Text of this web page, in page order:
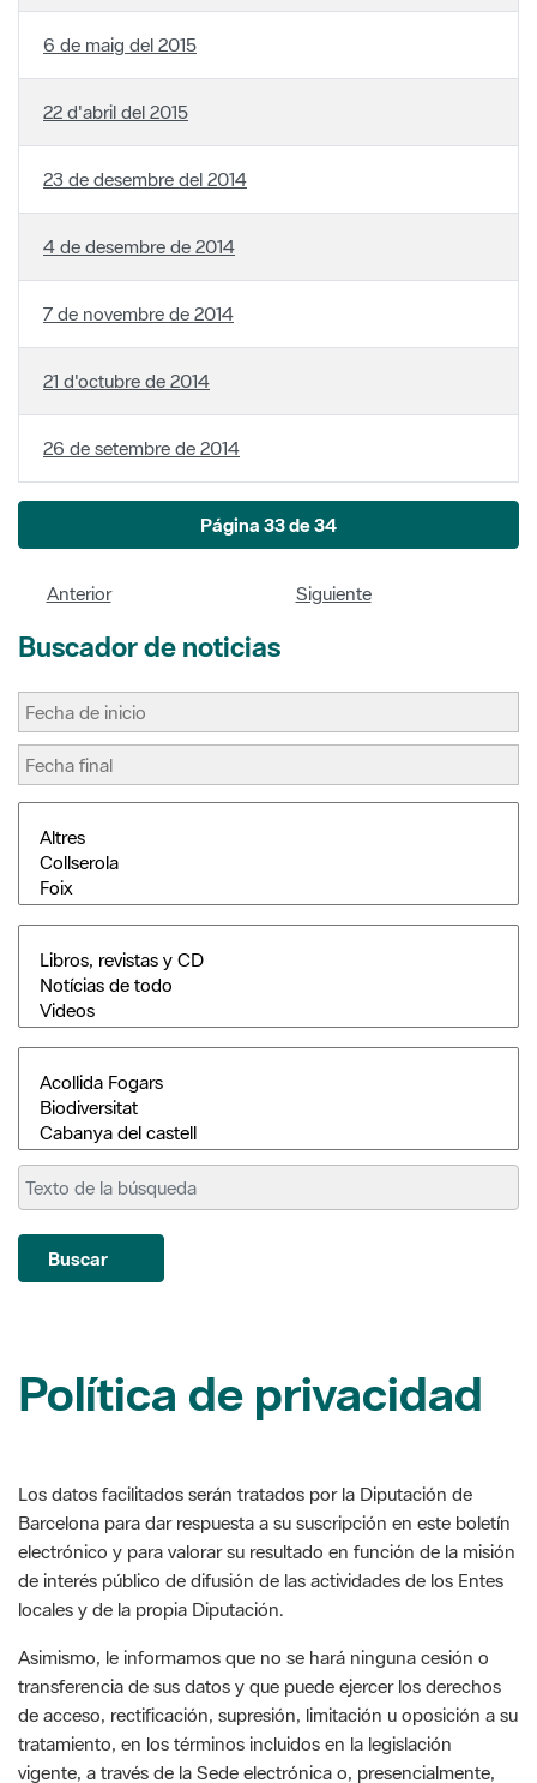
22 d'abril del 2015
23 de desembre del 2014
4 de desembre de 2014
7 de novembre de 2014
21 d'octubre de 2014
26 de setembre de 2014
Siguiente
Buscador de noticias
Buscar
electrónico y para valorar su resultado en función de la misión
de interés público de difusión de las actividades de los Entes
locales y de la propia Diputación.
Asimismo, le informamos que no se hará ninguna cesión o
transferencia de sus datos y que puede ejercer los derechos
de acceso, rectificación, supresión, limitación u oposición a su
tratamiento, en los términos incluidos en la legislación
vigente, a través de la Sede electrónica o, presencialmente,
en las oficinas del Registro.